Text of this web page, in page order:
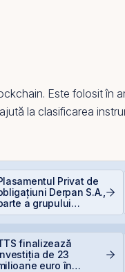
. Este folosit în
la clasificarea
Privat de
Derpan S.A.,
a grupului
Foods Snacks,
finalizează
de 23
euro în